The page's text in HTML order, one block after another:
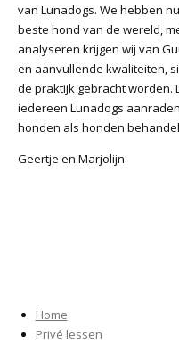
van Lunadogs. We hebben
beste hond van de wereld,
analyseren krijgen wij van
en aanvullende kwaliteiten,
de praktijk gebracht worden.
iedereen Lunadogs
honden als honden
Geertje en Marjolijn.
Home
Privé lessen